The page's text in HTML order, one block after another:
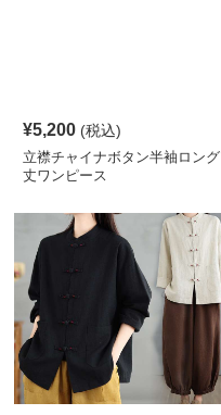
¥5,200 (税込)
立襟チャイナボタン半袖ロング
丈ワンピース